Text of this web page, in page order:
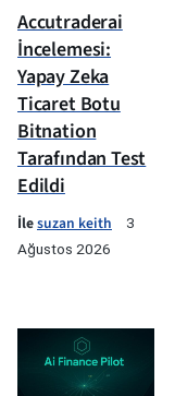
Accutraderai
İncelemesi:
Yapay Zeka
Ticaret Botu
Bitnation
Tarafından Test
Edildi
İlesuzan keith
3
Ağustos 2026